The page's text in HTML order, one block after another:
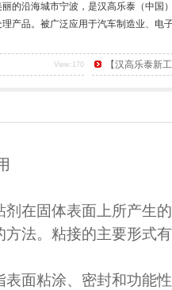
沿海城市宁波，是汉高乐泰（中国
产品。被广泛应用于汽车制造业、电
、瞬干胶、紫外线固化剂、平面密
View:170 【汉高乐泰新
在固体表面上所产生的
法。粘接的主要形式
面粘涂、密封和功能性